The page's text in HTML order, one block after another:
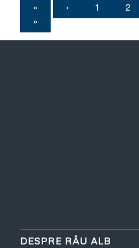
« ‹ 1 2
»
DESPRE RÂU ALB